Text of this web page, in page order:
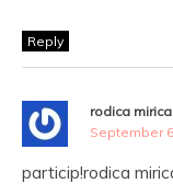
Reply
rodica mirica
September
particip!rodica